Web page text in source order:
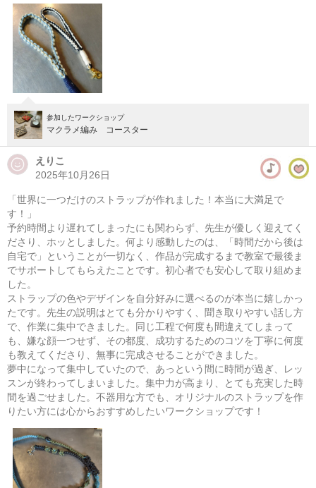
パラコードで作るミニバッグ
08/16(日) 10:00-14:00
東京 （東横線）学芸大学駅から徒歩15分
08/16(日) 11:00-15:00
東京 （東横線）学芸大学駅から徒歩15分
参加したワークショップ
マクラメ編み コースター
えりこ
2025年10月26日
​「世界に一つだけのストラップが作れました！本当に大満足で
す！」
​予約時間より遅れてしまったにも関わらず、先生が優しく迎えてく
ださり、ホッとしました。何より感動したのは、「時間だから後は
自宅で」ということが一切なく、作品が完成するまで教室で最後ま
でサポートしてもらえたことです。初心者でも安心して取り組めま
した。
ストラップの色やデザインを自分好みに選べるのが本当に嬉しかっ
たです。先生の説明はとても分かりやすく、聞き取りやすい話し方
で、作業に集中できました。同じ工程で何度も間違えてしまって
も、嫌な顔一つせず、その都度、成功するためのコツを丁寧に何度
も教えてくださり、無事に完成させることができました。
夢中になって集中していたので、あっという間に時間が過ぎ、レッ
スンが終わってしまいました。集中力が高まり、とても充実した時
間を過ごせました。不器用な方でも、オリジナルのストラップを作
りたい方には心からおすすめしたいワークショップです！